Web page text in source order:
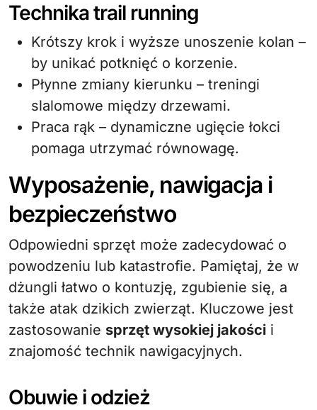
Technika trail running
Krótszy krok i wyższe unoszenie kolan –
by unikać potknięć o korzenie.
Płynne zmiany kierunku – treningi
slalomowe między drzewami.
Praca rąk – dynamiczne ugięcie łokci
pomaga utrzymać równowagę.
Wyposażenie, nawigacja i
bezpieczeństwo
Odpowiedni sprzęt może zadecydować o
powodzeniu lub katastrofie. Pamiętaj, że w
dżungli łatwo o kontuzję, zgubienie się, a
także atak dzikich zwierząt. Kluczowe jest
zastosowanie sprzęt wysokiej jakości i
znajomość technik nawigacyjnych.
Obuwie i odzież